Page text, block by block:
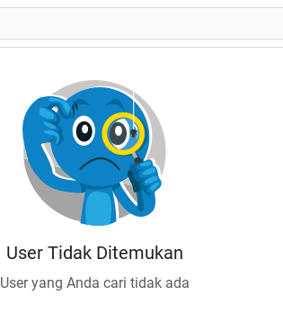
User Tidak Ditemukan
User yang Anda cari tidak ada